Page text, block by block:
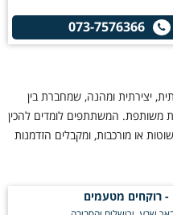
073-7576366
יצירתית ומהנה, שמחברת בין
משותפת. המשתתפים לומדים להכין
או מורכבות, ומקבלים הזדמנות